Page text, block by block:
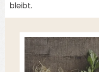
bleibt.